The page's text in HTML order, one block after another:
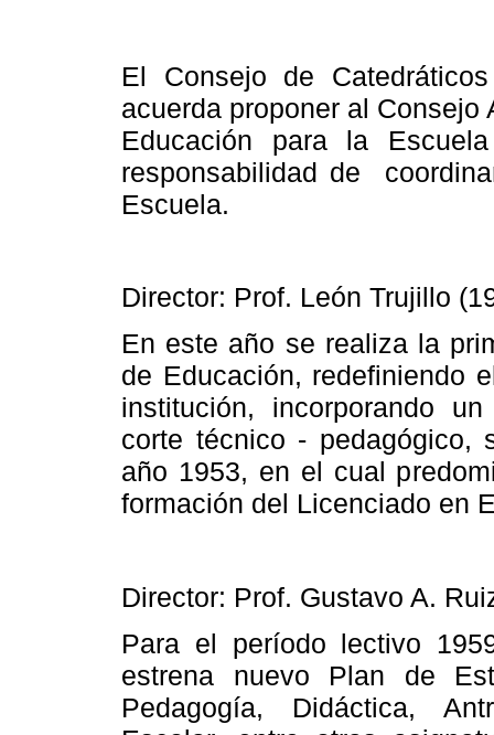
El Consejo de
acuerda proponer al
Educación para la Escuela
responsabilidad de
Escuela.
Director: Prof. León Trujillo
En este año se realiza la
de Educación, redefiniendo
institución, incorporando
corte técnico - pedagógico,
año 1953, en el cual
formación del Licenciado en
Director: Prof. Gustavo A.
Para el período lectivo
estrena nuevo Plan de
Pedagogía, Didáctica,